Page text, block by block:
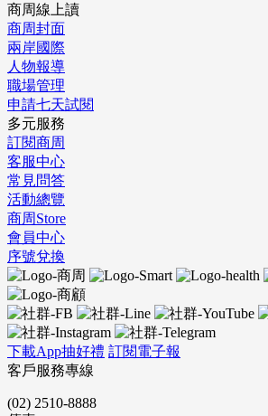
商周線上讀
商周封面
兩岸國際
人物報導
職場管理
申請七天試閱
多元服務
訂閱商周
客服中心
常見問答
活動總覽
商周Store
會員中心
序號兌換
下載App抽好禮 訂閱電子報
客戶服務專線
(02) 2510-8888